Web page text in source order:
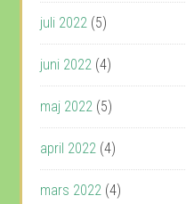
juli 2022 (5)
juni 2022 (4)
maj 2022 (5)
april 2022 (4)
mars 2022 (4)